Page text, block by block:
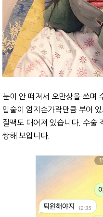
눈이 안 떠져서 오만상을 쓰며
입술이 엄지손가락만큼 부어
질팩도 대어져 있습니다. 수술
쌍해 보입니다.